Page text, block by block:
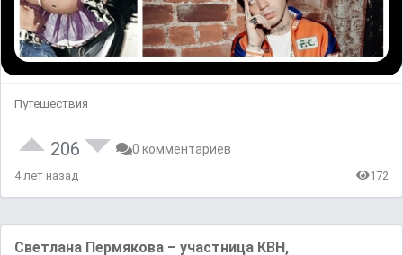
Путешествия
206 0 комментариев
4 лет назад 172
Светлана Пермякова – участница КВН,